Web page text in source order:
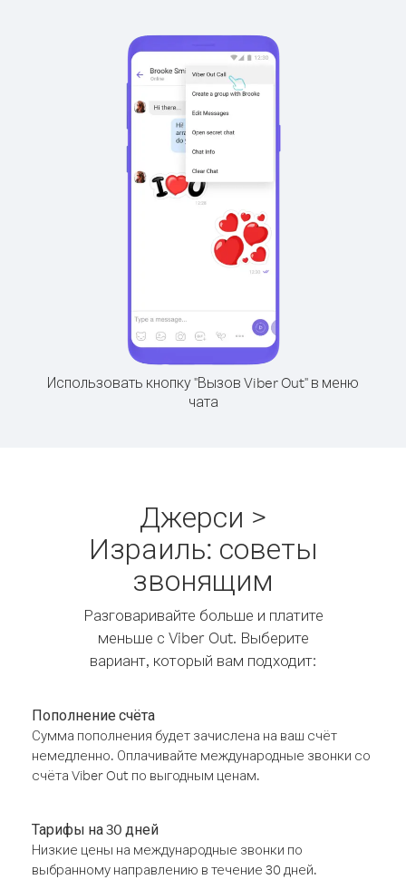
Использовать кнопку "Вызов Viber Out" в меню
чата
Джерси >
Израиль: советы
звонящим
Разговаривайте больше и платите
меньше с Viber Out. Выберите
вариант, который вам подходит:
Пополнение счёта
Сумма пополнения будет зачислена на ваш счёт
немедленно. Оплачивайте международные звонки со
счёта Viber Out по выгодным ценам.
Тарифы на 30 дней
Низкие цены на международные звонки по
выбранному направлению в течение 30 дней.